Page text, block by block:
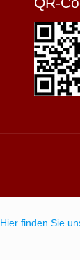
Hier finden Sie